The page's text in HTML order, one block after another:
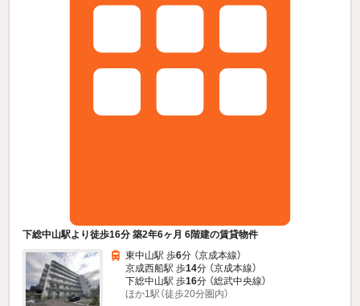
下総中山駅より徒歩16分 築2年6ヶ月 6階建の賃貸物件
東中山駅 歩6分 （京成本線）
京成西船駅 歩14分 （京成本線）
下総中山駅 歩16分 （総武中央線）
ほか1駅（徒歩20分圏内）